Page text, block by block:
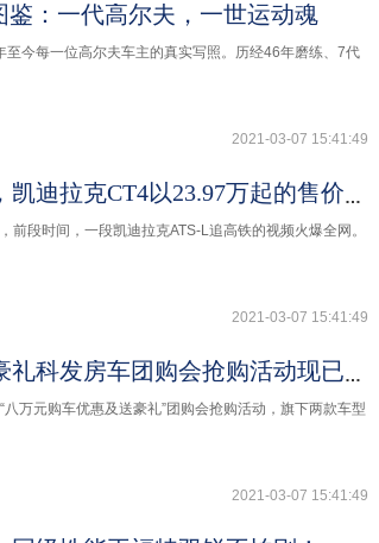
鉴：一代高尔夫，一世运动魂
今每一位高尔夫车主的真实写照。历经46年磨练、7代
2021-03-07 15:41:49
前段时间，一段凯迪拉克ATS-L追高铁的视频火爆全网。
2021-03-07 15:41:49
八万元购车优惠及送豪礼”团购会抢购活动，旗下两款车型
2021-03-07 15:41:49